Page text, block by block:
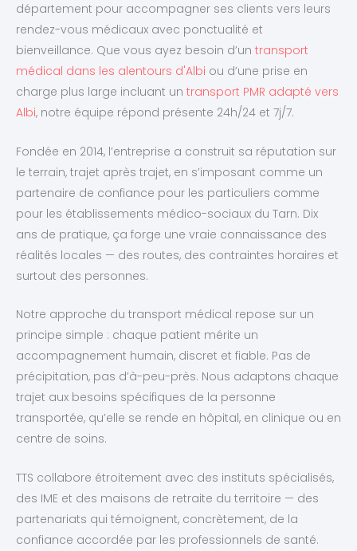
département pour accompagner ses clients vers leurs
rendez-vous médicaux avec ponctualité et
bienveillance. Que vous ayez besoin d’un transport
médical dans les alentours d'Albi ou d’une prise en
charge plus large incluant un transport PMR adapté vers
Albi, notre équipe répond présente 24h/24 et 7j/7.
Fondée en 2014, l’entreprise a construit sa réputation sur
le terrain, trajet après trajet, en s’imposant comme un
partenaire de confiance pour les particuliers comme
pour les établissements médico-sociaux du Tarn. Dix
ans de pratique, ça forge une vraie connaissance des
réalités locales — des routes, des contraintes horaires et
surtout des personnes.
Notre approche du transport médical repose sur un
principe simple : chaque patient mérite un
accompagnement humain, discret et fiable. Pas de
précipitation, pas d’à-peu-près. Nous adaptons chaque
trajet aux besoins spécifiques de la personne
transportée, qu’elle se rende en hôpital, en clinique ou en
centre de soins.
TTS collabore étroitement avec des instituts spécialisés,
des IME et des maisons de retraite du territoire — des
partenariats qui témoignent, concrètement, de la
confiance accordée par les professionnels de santé.